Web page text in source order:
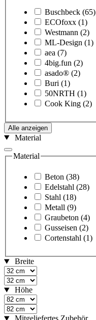
Buschbeck (65)
ECOfoxx (1)
Westmann (2)
ML-Design (1)
aea (7)
4big.fun (2)
asado® (2)
Buri (1)
50NRTH (1)
Cook King (2)
Alle anzeigen
Material
Material
Beton (38)
Edelstahl (28)
Stahl (18)
Metall (9)
Graubeton (4)
Gusseisen (2)
Cortenstahl (1)
Breite
Höhe